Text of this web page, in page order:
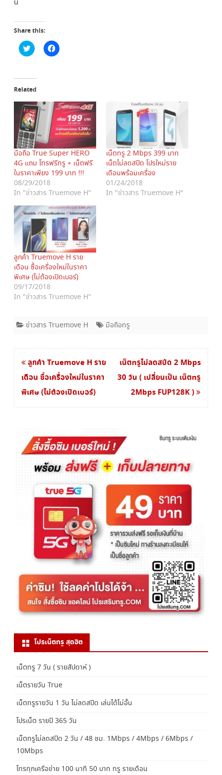
นี่
Share this:
C
l
t
o
s
a
r
e
o
n
T
w
i
t
e
r
(
p
n
s
i
n
e
w
w
n
d
o
w
)
C
l
a
r
e
o
n
F
c
e
b
o
o
O
e
n
s
i
n
n
e
w
w
i
n
d
)
Related
มือถือ True Super HERO
4G แถม โทรฟรีทรู + เน็ตฟรี
ในราคาเพียง 199 บาท !!!
08/29/2018
In "ข่าวสาร Truemove H"
เน็ตทรู 2 Mbps 399 บาท
เน็ตไม่ลดสปีด โปรใหม่ราย
เดือนพร้อมเครื่อง
01/24/2018
In "ข่าวสาร Truemove H"
ลูกค้า Truemove H ราย
เดือน ซื้อเครื่องใหม่ในราคา
พิเศษ (ไม่ต้องเปิดเบอร์)
09/17/2018
In "ข่าวสาร Truemove H"
ข่าวสาร Truemove H มือถือทรู
แนะแนว
เรื่อง
ลูกค้า Truemove H ราย
เดือน ซื้อเครื่องใหม่ในราคา
พิเศษ (ไม่ต้องเปิดเบอร์)
เน็ตทรูไม่ลดสปีด 2 Mbps
30 วัน ( เปลี่ยนเป็น เน็ตทรู
2Mbps FUP128K )
โปรเน็ตทรู สุดฮิต
เน็ตทรู 7 วัน ( รายสัปดาห์ )
เน็ตรายวัน True
เน็ตทรูรายวัน 1 วัน ไม่ลดสปีด เล่นได้ไม่อั้น
โปรเน็ต รายปี 365 วัน
เน็ตทรูไม่ลดสปีด 2 วัน / 48 ชม. 1Mbps / 4Mbps / 6Mbps /
10Mbps
โทรทุกเครือข่าย 100 นาที 50 บาท ทรู รายเดือน